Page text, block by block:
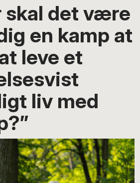
skal det være
en kamp at
leve et
liv med